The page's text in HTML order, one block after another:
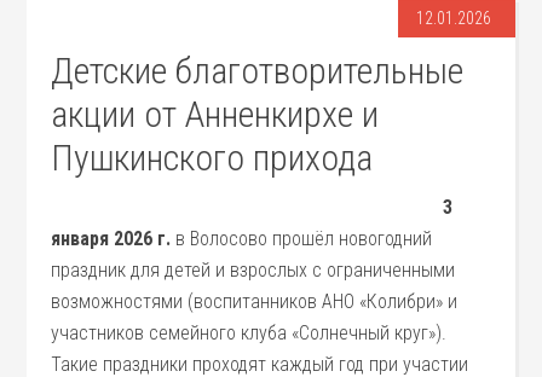
12.01.2026
Детские благотворительные
акции от Анненкирхе и
Пушкинского прихода
3
января 2026 г. в Волосово прошёл новогодний
праздник для детей и взрослых с ограниченными
возможностями (воспитанников АНО «Колибри» и
участников семейного клуба «Солнечный круг»).
Такие праздники проходят каждый год при участии